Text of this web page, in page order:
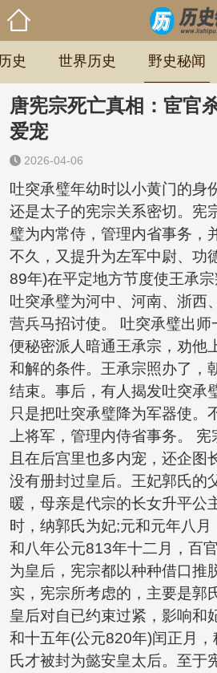
史 世界历史 野史秘闻
唐宪宗死亡真相：宦官
爱宠
2026-04-06
吐突承璧年幼时以小黄门的身
还是太子的宪宗关系密切。宪
璧为内常侍，管理内省事务，
不久，又提升为左军中尉、功
89年)在平定地方节度使王承
吐突承璧为河中、河南、浙西
营兵马招讨使。 吐突承璧出师
便秘密派人暗通王承宗，劝他
和解的条件。王承宗照办了，
结束。事后，有人揭发吐突承
只是把吐突承璧降为军器使。
上将军，管理内侍省事务。
且在后宫里也多内宠，还企图
没有册封过皇后。王妃郭氏的
暖，母亲是代宗的长女升平公
时，纳郭氏为妃;元和元年八月
和八年公元813年十二月，百
为皇后，宪宗都以种种借口推
实，宪宗所考虑的，主要是郭
皇后对自已约束过紧，影响和
和十五年(公元820年)闰正月
氏才被封为懿安皇太后。至于